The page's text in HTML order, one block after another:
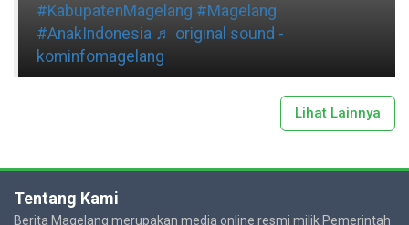
#KabupatenMagelang #Magelang
#AnakIndonesia ♬ original sound -
kominfomagelang
Lihat Lainnya
Tentang Kami
Berita Magelang merupakan media online resmi milik Pemerintah